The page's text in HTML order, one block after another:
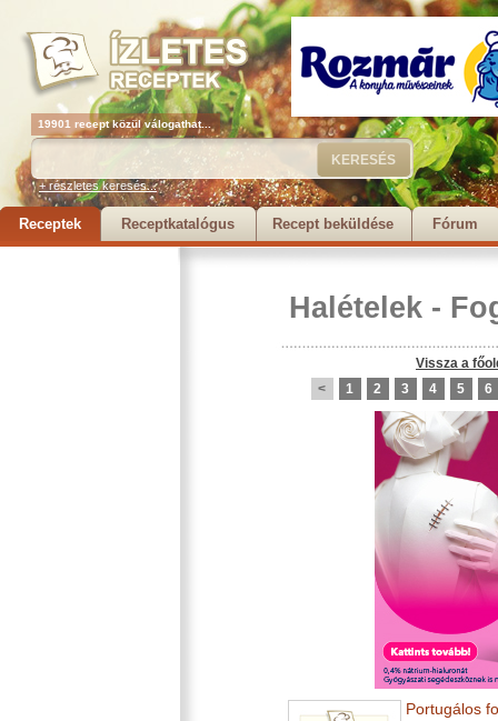
19901 recept közül válogathat...
+ részletes keresés...
Receptek Receptkatalógus Recept beküldése Fórum
Halételek -
Vissza a
<
1 2 3 4 5 6
Portugálos